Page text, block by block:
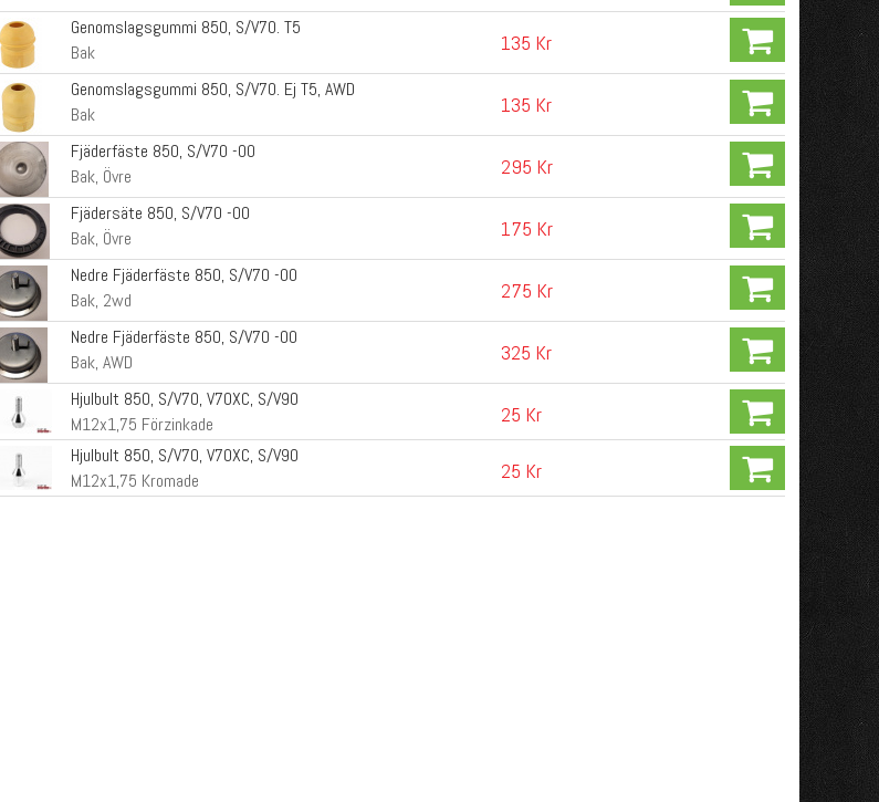
Genomslagsgummi 850, S/V70. T5
Bak
135 Kr
Genomslagsgummi 850, S/V70. Ej T5, AWD
Bak
135 Kr
Fjäderfäste 850, S/V70 -00
Bak, Övre
295 Kr
Fjädersäte 850, S/V70 -00
Bak, Övre
175 Kr
Nedre Fjäderfäste 850, S/V70 -00
Bak, 2wd
275 Kr
Nedre Fjäderfäste 850, S/V70 -00
Bak, AWD
325 Kr
Hjulbult 850, S/V70, V70XC, S/V90
M12x1,75 Förzinkade
25 Kr
Hjulbult 850, S/V70, V70XC, S/V90
M12x1,75 Kromade
25 Kr